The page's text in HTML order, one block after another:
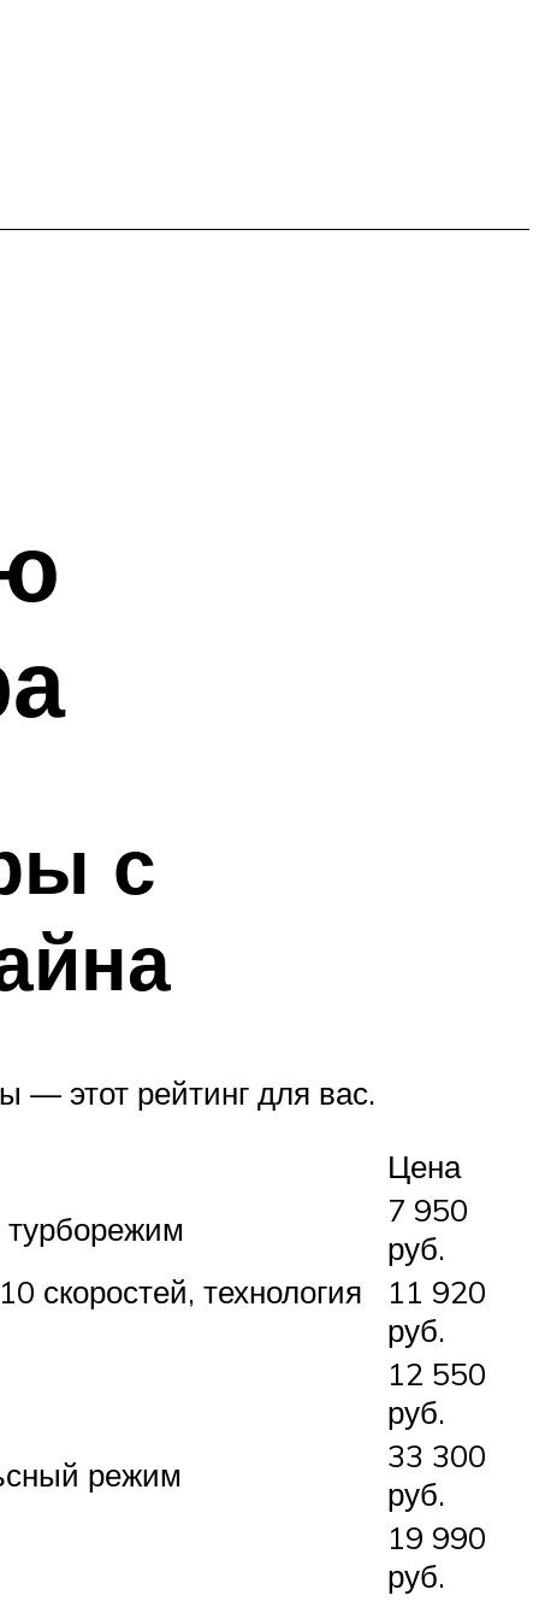
с
— этот рейтинг для вас.
Цена
7 950
руб.
скоростей, технология
11 920
руб.
12 550
руб.
режим
33 300
руб.
19 990
руб.